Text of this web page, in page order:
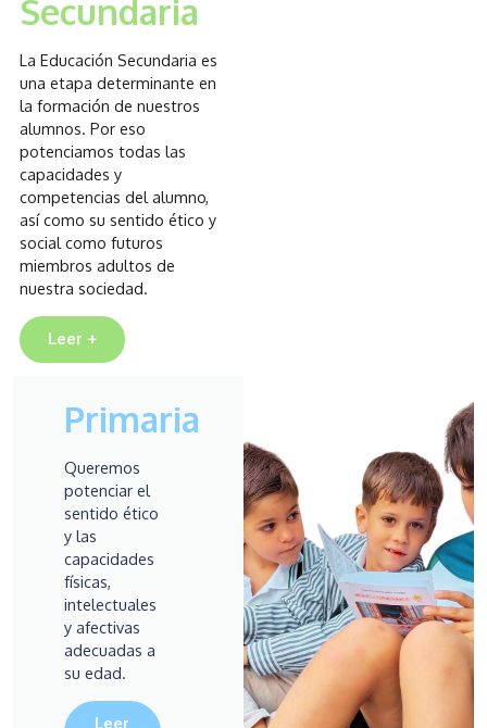
Secundaria
La Educación Secundaria es
una etapa determinante en
la formación de nuestros
alumnos. Por eso
potenciamos todas las
capacidades y
competencias del alumno,
así como su sentido ético y
social como futuros
miembros adultos de
nuestra sociedad.
Leer +
Primaria
Queremos
potenciar el
sentido ético
y las
capacidades
físicas,
intelectuales
y afectivas
adecuadas a
su edad.
Leer